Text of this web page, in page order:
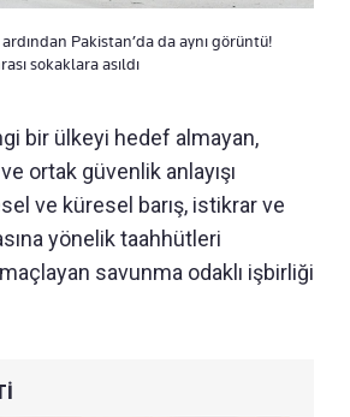
Pakistan’da da aynı görüntü!
sokaklara asıldı
bir ülkeyi hedef almayan,
ortak güvenlik anlayışı
ve küresel barış, istikrar ve
yönelik taahhütleri
savunma odaklı işbirliği